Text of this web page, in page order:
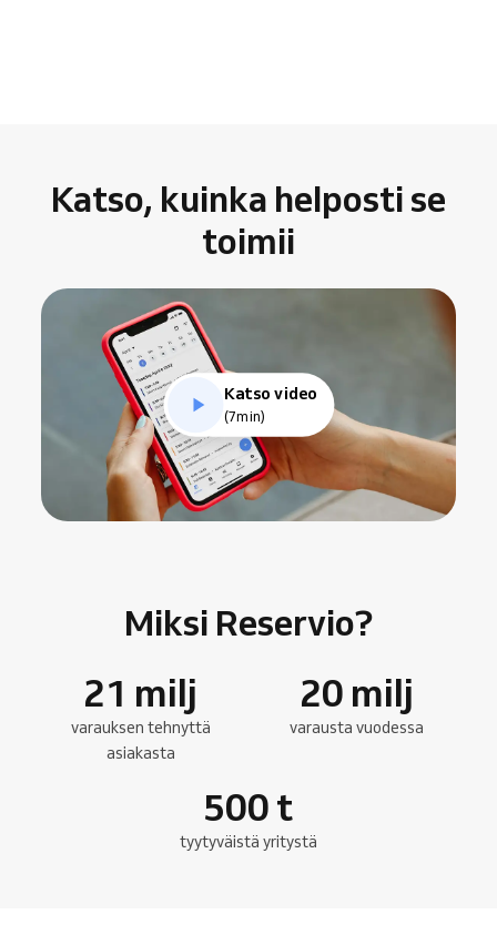
Katso, kuinka helposti se
toimii
Katso video
(7min)
Miksi Reservio?
21 milj
varauksen tehnyttä
asiakasta
20 milj
varausta vuodessa
500t
tyytyväistä yritystä